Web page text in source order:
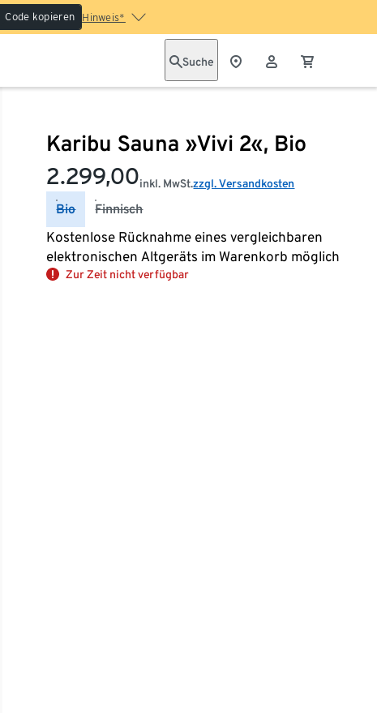
Code kopieren Hinweis*
Suche
Karibu Sauna »Vivi 2«, Bio
2.299,00inkl. MwSt.zzgl. Versandkosten
Bio Finnisch
Kostenlose Rücknahme eines vergleichbaren
elektronischen Altgeräts im Warenkorb möglich
Zur Zeit nicht verfügbar